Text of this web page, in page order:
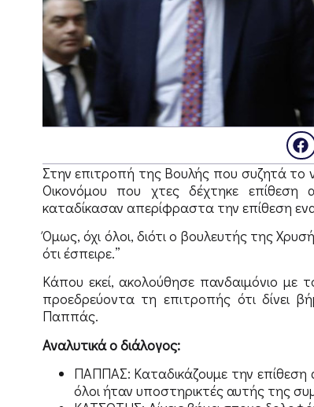
Στην επιτροπή της Βουλής που συζητά το
Οικονόμου που χτες δέχτηκε
καταδίκασαν απερίφραστα την επίθεση
Όμως, όχι όλοι, διότι ο βουλευτής της
ότι έσπειρε.”
Κάπου εκεί, ακολούθησε πανδαιμόνιο
προεδρεύοντα τη επιτροπής ότι δίνει
Παππάς.
Αναλυτικά ο διάλογος:
ΠΑΠΠΑΣ: Καταδικάζουμε την επίθεση
όλοι ήταν υποστηρικτές αυτής της